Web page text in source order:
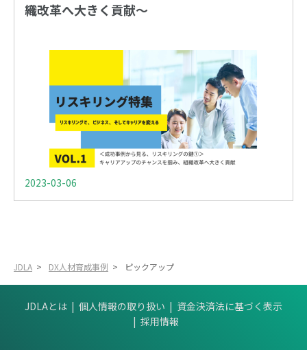
織改革へ大きく貢献〜
2023-03-06
JDLA > DX人材育成事例 > ピックアップ
JDLAとは 個人情報の取り扱い
資金決済法に基づく表示
採用情報